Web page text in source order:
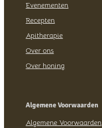
Evenementen
Recepten
Apitherapie
Over ons
Over honing
Algemene Voorwaarden
Algemene Voorwaarden